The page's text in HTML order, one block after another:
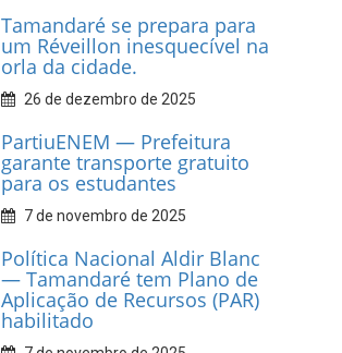
Dia do Frevo: patrimônio
cultural em movimento
9 de fevereiro de 2026
Prefeitura de Tamandaré
fortalece apoio aos
catadores de materiais
recicláveis
9 de fevereiro de 2026
Prefeitura de Tamandaré
reforça diálogo e
compromisso com a
valorização da educação
7 de fevereiro de 2026